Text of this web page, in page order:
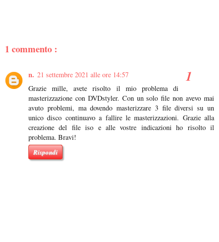
1 commento :
n. 21 settembre 2021 alle ore 14:57
Grazie mille, avete risolto il mio problema di
masterizzazione con DVDstyler. Con un solo file non avevo mai
avuto problemi, ma dovendo masterizzare 3 file diversi su un
unico disco continuavo a fallire le masterizzazioni. Grazie alla
creazione del file iso e alle vostre indicazioni ho risolto il
problema. Bravi!
Rispondi